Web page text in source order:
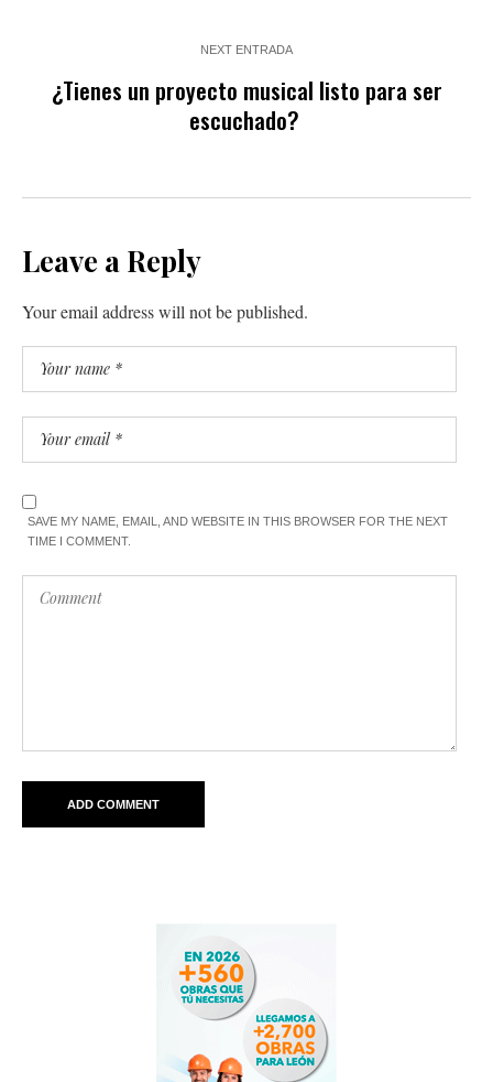
NEXT ENTRADA
¿Tienes un proyecto musical listo para ser
escuchado?
Leave a Reply
Your email address will not be published.
SAVE MY NAME, EMAIL, AND WEBSITE IN THIS BROWSER FOR THE NEXT
TIME I COMMENT.